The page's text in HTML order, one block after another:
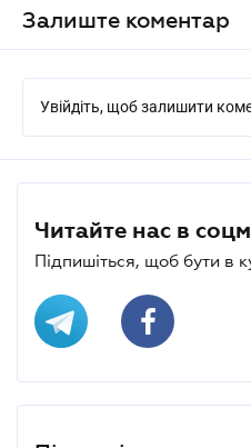
Залиште коментар
Увійдіть, щоб залишити
Читайте нас в
Підпишіться, щоб бути в